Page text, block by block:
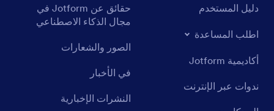
دليل المستخدم
اطلب المساعدة
أكاديمية Jotform
ندوات عبر الإنترنت
حقائق عن Jotform في
مجال الذكاء الاصطناعي
الصور والشعارات
في الأخبار
النشرات الإخبارية